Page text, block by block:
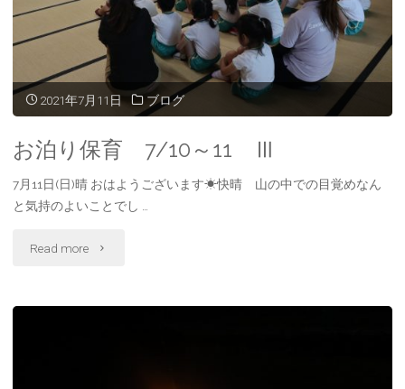
2021年7月11日 ブログ
お泊り保育 7/10～11 Ⅲ
7月11日(日)晴 おはようございます☀快晴 山の中での目覚めなん
と気持のよいことでし …
Read more "お